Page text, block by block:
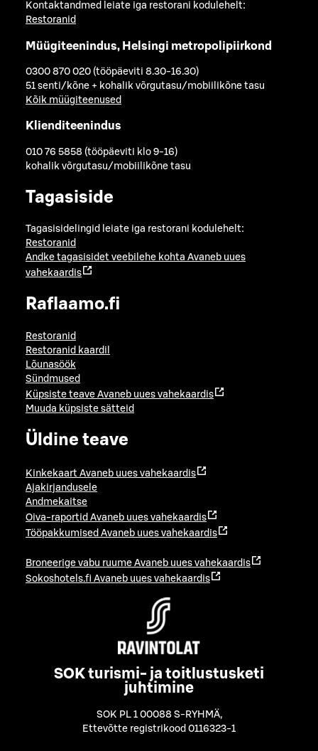
Kontaktandmed leiate iga restorani kodulehelt:
Restoranid
Müügiteenindus, Helsingi metropolipiirkond
0300 870 020 (tööpäeviti 8.30-16.30)
51 senti/kõne + kohalik võrgutasu/mobiilikõne tasu
Kõik müügiteenused
Klienditeenindus
010 76 5858 (tööpäeviti klo 9-16)
kohalik võrgutasu/mobiilikõne tasu
Tagasiside
Tagasisidelingid leiate iga restorani kodulehelt:
Restoranid
Andke tagasisidet veebilehe kohta Avaneb uues
vahekaardis
Raflaamo.fi
Restoranid
Restoranid kaardil
Lõunasöök
Sündmused
Küpsiste teave Avaneb uues vahekaardis
Muuda küpsiste sätteid
Üldine teave
Kinkekaart Avaneb uues vahekaardis
Ajakirjandusele
Andmekaitse
Oiva-raportid Avaneb uues vahekaardis
Tööpakkumised Avaneb uues vahekaardis
Broneerige vabu ruume Avaneb uues vahekaardis
Sokoshotels.fi Avaneb uues vahekaardis
SOK turismi- ja toitlustusketi
juhtimine
SOK PL 1 00088 S-RYHMÄ,
Ettevõtte registrikood 0116323-1